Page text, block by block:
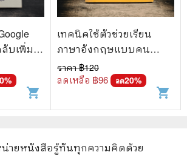
บเพิ่ม
ต์
%
shopping_cart
เทคนิคใช้ตัวช่วยเรียน
ภาษาอังกฤษแบบคน
ฉลาดคิด - กอง
บรรณาธิการ
ราคา ฿120
ลดเหลือ ฿96 ลด20%
shopping_cart
ายหนังสือรู้ทันทุกความคิดด้วย